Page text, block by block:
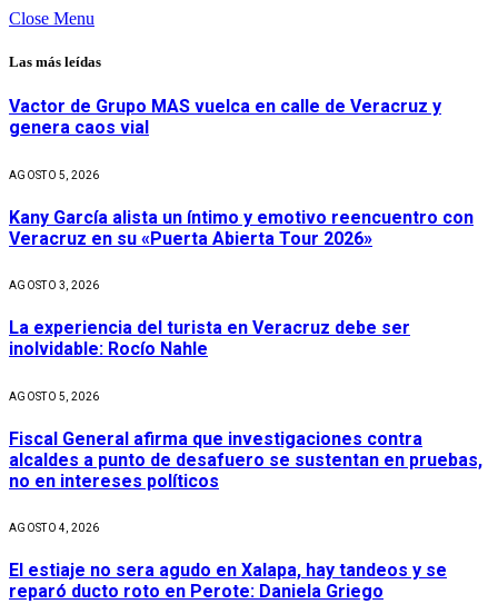
Close Menu
Las más leídas
Vactor de Grupo MAS vuelca en calle de Veracruz y
genera caos vial
AGOSTO 5, 2026
Kany García alista un íntimo y emotivo reencuentro con
Veracruz en su «Puerta Abierta Tour 2026»
AGOSTO 3, 2026
La experiencia del turista en Veracruz debe ser
inolvidable: Rocío Nahle
AGOSTO 5, 2026
Fiscal General afirma que investigaciones contra
alcaldes a punto de desafuero se sustentan en pruebas,
no en intereses políticos
AGOSTO 4, 2026
El estiaje no sera agudo en Xalapa, hay tandeos y se
reparó ducto roto en Perote: Daniela Griego